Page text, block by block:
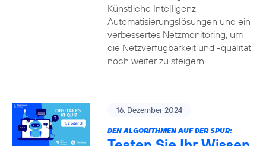
Künstliche Intelligenz,
Automatisierungslösungen und ein
verbessertes Netzmonitoring, um
die Netzverfügbarkeit und -qualität
noch weiter zu steigern.
16. Dezember 2024
DEN ALGORITHMEN AUF DER SPUR: